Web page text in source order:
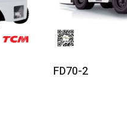
Read More
FD70-2